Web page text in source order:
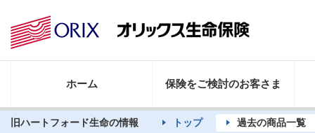
ホーム 保険をご検討のお客さま
旧ハートフォード生命の情報 トップ 過去の商品一覧